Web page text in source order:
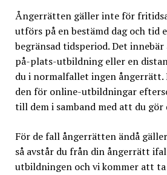
Ångerrätten gäller inte för
utförs på en bestämd dag och tid
begränsad tidsperiod. Det
på-plats-utbildning eller en
du i normalfallet ingen
den för online-utbildningar
till dem i samband med att du gör
För de fall ångerrätten ändå
så avstår du från din ångerrätt
utbildningen och vi kommer att